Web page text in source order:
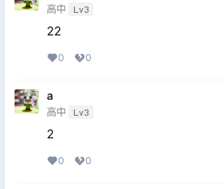
高中 Lv3
22
0 0
a
高中 Lv3
2
0 0